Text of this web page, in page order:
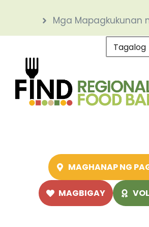
content
Mga Mapagkukunan
Tagalog
MAGHANAP NG
MAGBIGAY